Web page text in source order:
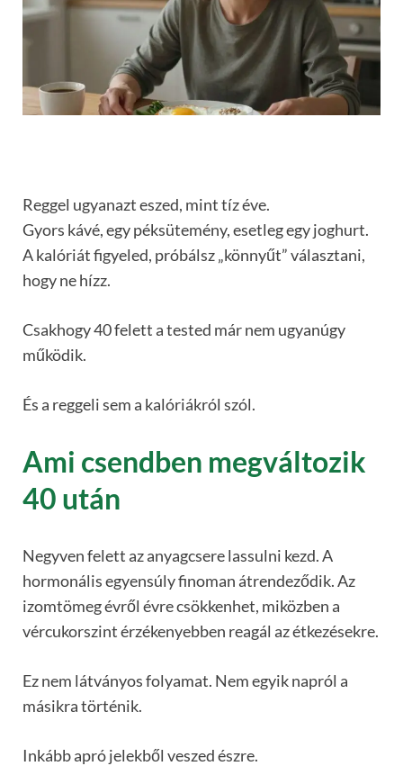
Reggel ugyanazt eszed, mint tíz éve.
Gyors kávé, egy péksütemény, esetleg egy joghurt.
A kalóriát figyeled, próbálsz „könnyűt” választani,
hogy ne hízz.
Csakhogy 40 felett a tested már nem ugyanúgy
működik.
És a reggeli sem a kalóriákról szól.
Ami csendben megváltozik
40 után
Negyven felett az anyagcsere lassulni kezd. A
hormonális egyensúly finoman átrendeződik. Az
izomtömeg évről évre csökkenhet, miközben a
vércukorszint érzékenyebben reagál az étkezésekre.
Ez nem látványos folyamat. Nem egyik napról a
másikra történik.
Inkább apró jelekből veszed észre.